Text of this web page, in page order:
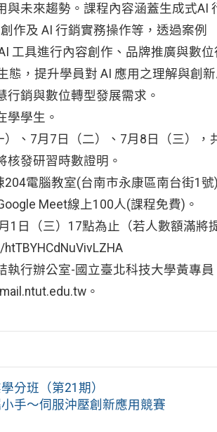
未來趨勢。課程內容涵蓋生成式AI
作及 AI 行銷實務操作等，透過案例
工具進行內容創作、品牌推廣與數
態，提升學員對 AI 應用之理解與創
銷與數位轉型發展需求。
學學生。
、7月7日（二）、7月8日（三），
核發研習時數證明。
電腦教室(台南市永康區南台街1號
Meet線上100人(課程免費)。
1日（三）17點為止（若人數額滿將
執行辦公室-國立臺北科技大學黃專
。
分班（第21期）
手～伺服沖壓創新應用競賽